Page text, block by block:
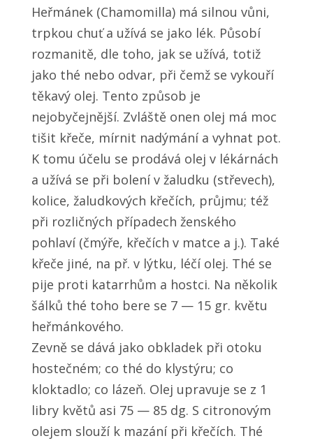
Heřmánek (Chamomilla) má silnou vůni,
trpkou chuť a užívá se jako lék. Působí
rozmanitě, dle toho, jak se užívá, totiž
jako thé nebo odvar, při čemž se vykouří
těkavý olej. Tento způsob je
nejobyčejnější. Zvláště onen olej má moc
tišit křeče, mírnit nadýmání a vyhnat pot.
K tomu účelu se prodává olej v lékárnách
a užívá se při bolení v žaludku (střevech),
kolice, žaludkových křečích, průjmu; též
při rozličných případech ženského
pohlaví (čmýře, křečích v matce a j.). Také
křeče jiné, na př. v lýtku, léčí olej. Thé se
pije proti katarrhům a hostci. Na několik
šálků thé toho bere se 7 — 15 gr. květu
heřmánkového.
Zevně se dává jako obkladek při otoku
hostečném; co thé do klystýru; co
kloktadlo; co lázeň. Olej upravuje se z 1
libry květů asi 75 — 85 dg. S citronovým
olejem slouží k mazání při křečích. Thé